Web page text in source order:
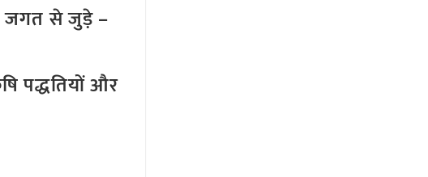
जगत से जुड़े –
पद्धतियों और